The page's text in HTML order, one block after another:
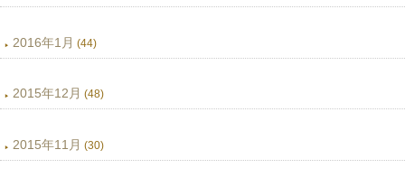
2016年1月 (44)
2015年12月 (48)
2015年11月 (30)